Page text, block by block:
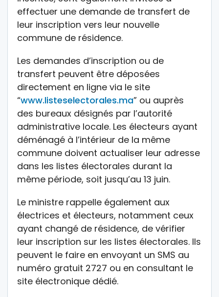
effectuer une demande de transfert de
leur inscription vers leur nouvelle
commune de résidence.
Les demandes d’inscription ou de
transfert peuvent être déposées
directement en ligne via le site
“www.listeselectorales.ma” ou auprès
des bureaux désignés par l’autorité
administrative locale. Les électeurs ayant
déménagé à l’intérieur de la même
commune doivent actualiser leur adresse
dans les listes électorales durant la
même période, soit jusqu’au 13 juin.
Le ministre rappelle également aux
électrices et électeurs, notamment ceux
ayant changé de résidence, de vérifier
leur inscription sur les listes électorales. Ils
peuvent le faire en envoyant un SMS au
numéro gratuit 2727 ou en consultant le
site électronique dédié.